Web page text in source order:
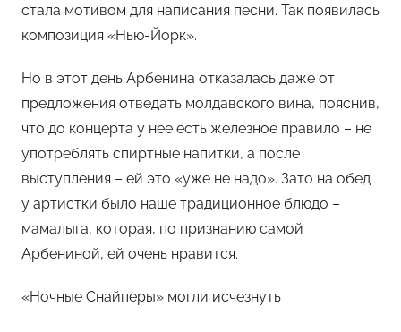
стала мотивом для написания песни. Так появилась
композиция «Нью-Йорк».
Но в этот день Арбенина отказалась даже от
предложения отведать молдавского вина, пояснив,
что до концерта у нее есть железное правило – не
употреблять спиртные напитки, а после
выступления – ей это «уже не надо». Зато на обед
у артистки было наше традиционное блюдо –
мамалыга, которая, по признанию самой
Арбениной, ей очень нравится.
«Ночные Снайперы» могли исчезнуть